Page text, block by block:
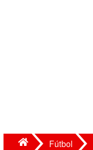
Fútbol